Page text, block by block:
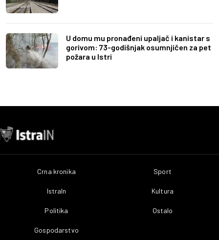
U domu mu pronađeni upaljač i kanistar s
gorivom: 73-godišnjak osumnjičen za pet
požara u Istri
Crna kronika
IstraIn
Politika
Gospodarstvo
Sport
Kultura
Ostalo